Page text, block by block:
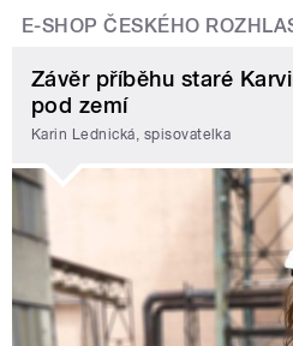
E-SHOP ČESKÉHO
Závěr příběhu staré
pod zemí
Karin Lednická, spisovatelka